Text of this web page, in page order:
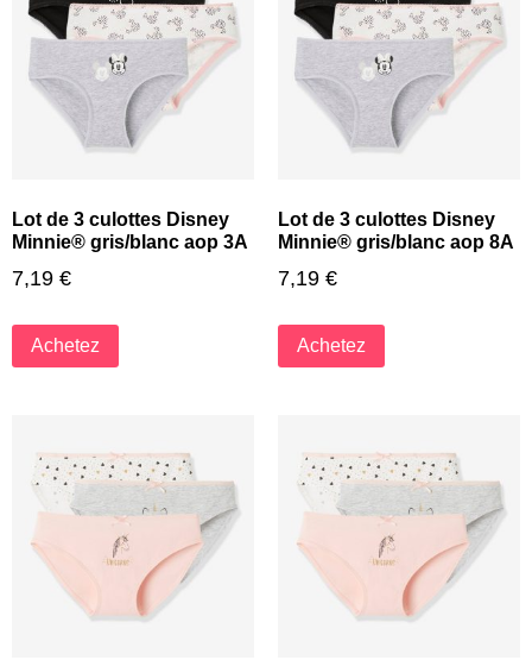
Lot de 3 culottes Disney
Minnie® gris/blanc aop 3A
7,19 €
Achetez
Lot de 3 culottes Disney
Minnie® gris/blanc aop 8A
7,19 €
Achetez